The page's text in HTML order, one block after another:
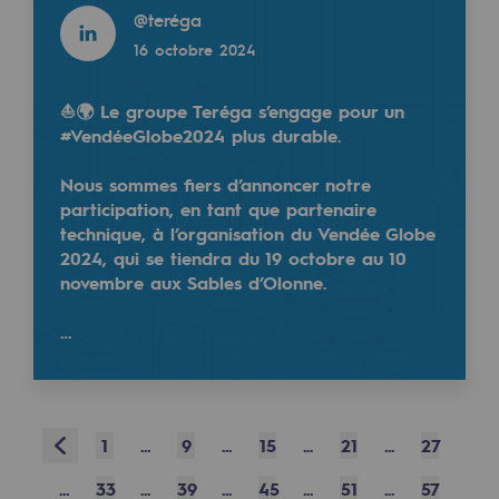
Sécurité et cybersécurité
Sécurité industrielle
Gouvernance responsable
Gouvernance responsable
CADRE, le programme gouvernance
Fonds de dotation
@teréga
16 octobre 2024
⛵🌍 Le groupe Teréga s’engage pour un
#VendéeGlobe2024 plus durable.
Nous sommes fiers d’annoncer notre
participation, en tant que partenaire
technique, à l’organisation du Vendée Globe
2024, qui se tiendra du 19 octobre au 10
novembre aux Sables d’Olonne.
…
Prev 1 ... 9 ... 15 ... 21 ...
27
...
33 ... 39 ... 45 ... 51 ...
57